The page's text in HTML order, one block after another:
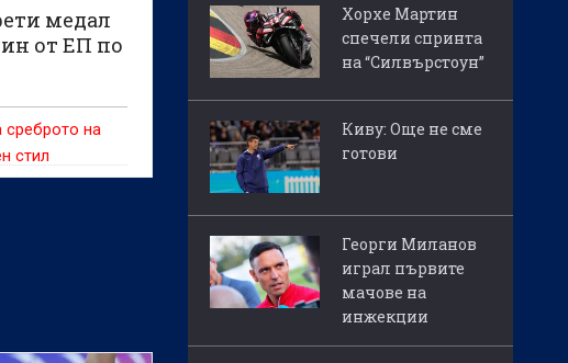
медал
от ЕП по
среброто на
стил
Хорхе Мартин
спечели спринта
на “Силвърстоун”
Киву: Още не сме
готови
Георги Миланов
играл първите
мачове на
инжекции